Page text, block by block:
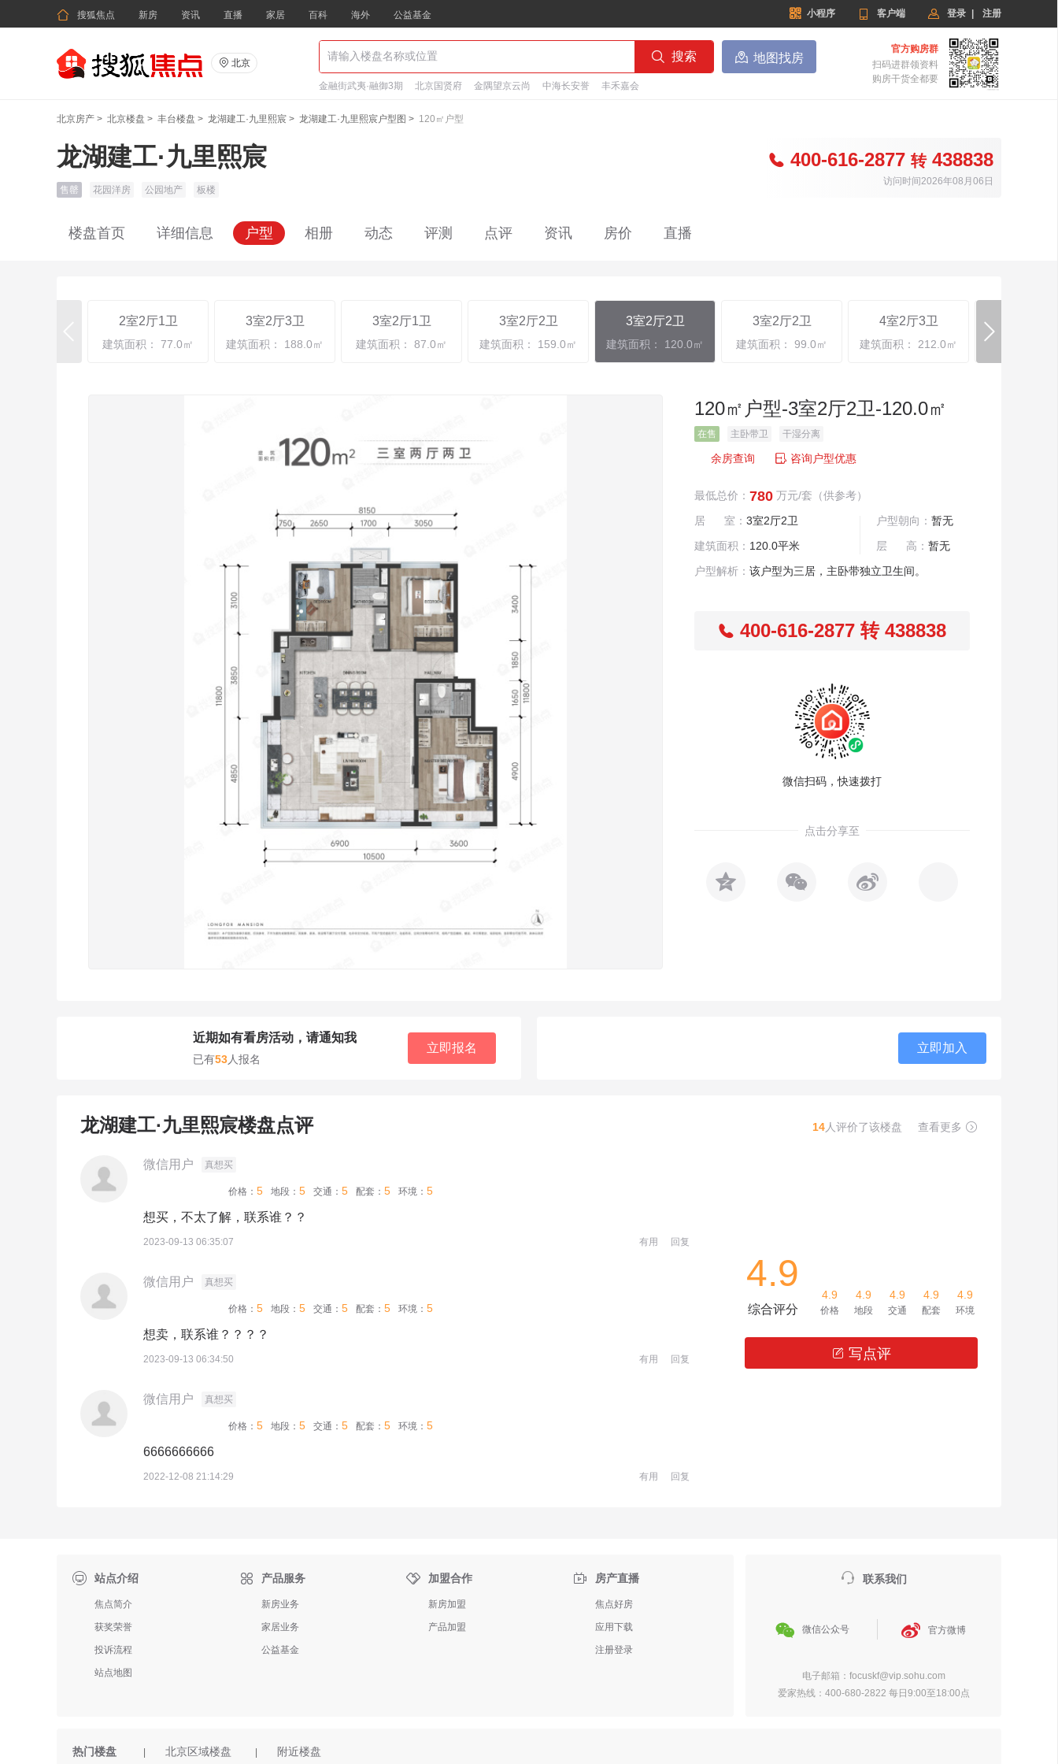
 搜狐焦点 新房 资讯 直播 家居 百科 海外 公益基金  小程序  客户端  登录 注册
 北京  搜索  地图找房
金融街武夷·融御3期 北京国贤府 金隅望京云尚 中海长安誉 丰禾嘉会
官方购房群
扫码进群领资料
购房干货全都要
北京房产 > 北京楼盘 > 丰台楼盘 > 龙湖建工·九里熙宸 > 龙湖建工·九里熙宸户型图 > 120㎡户型
龙湖建工·九里熙宸
售罄 花园洋房 公园地产 板楼
 400-616-2877 转438838
访问时间2026年08月06日
楼盘首页 详细信息 户型 相册 动态 评测 点评 资讯 房价 直播
2室2厅1卫
建筑面积： 77.0㎡
3室2厅3卫
建筑面积： 188.0㎡
3室2厅1卫
建筑面积： 87.0㎡
3室2厅2卫
建筑面积： 159.0㎡
3室2厅2卫
建筑面积： 120.0㎡
3室2厅2卫
建筑面积： 99.0㎡
4室2厅3卫
建筑面积： 212.0㎡ 建筑面积：

120㎡户型-3室2厅2卫-120.0㎡
在售 主卧带卫 干湿分离
余房查询  咨询户型优惠
最低总价： 780 万元/套 （供参考）
居 室： 3室2厅2卫
建筑面积： 120.0平米
户型朝向： 暂无
层 高： 暂无
户型解析： 该户型为三居，主卧带独立卫生间。
 400-616-2877 转 438838
微信扫码，快速拨打
点击分享至
  
近期如有看房活动，请通知我
已有53人报名
立即报名 立即加入
龙湖建工·九里熙宸楼盘点评 14人评价了该楼盘 查看更多 
微信用户 真想买
价格： 5 地段： 5 交通： 5 配套： 5 环境： 5
想买，不太了解，联系谁？？
2023-09-13 06:35:07 有用 回复
微信用户 真想买
价格： 5 地段： 5 交通： 5 配套： 5 环境： 5
想卖，联系谁？？？？
2023-09-13 06:34:50 有用 回复
微信用户 真想买
价格： 5 地段： 5 交通： 5 配套： 5 环境： 5
6666666666
2022-12-08 21:14:29 有用 回复
4.9
综合评分
4.9
价格
4.9
地段
4.9
交通
4.9
配套
4.9
环境
 写点评
站点介绍
焦点简介
获奖荣誉
投诉流程
站点地图
 产品服务
新房业务
家居业务
公益基金
 加盟合作
新房加盟
产品加盟
 房产直播
焦点好房
应用下载
注册登录
 联系我们
 微信公众号  官方微博
电子邮箱：focuskf@vip.sohu.com
爱家热线：400-680-2822 每日9:00至18:00点
热门楼盘 北京区域楼盘 附近楼盘